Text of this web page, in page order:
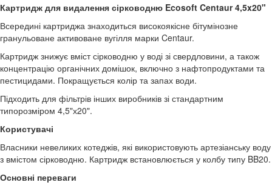
Картридж для видалення сірководню Ecosoft Centaur 4,5x20"
Всередині картриджа знаходиться високоякісне бітумінозне
гранульоване активоване вугілля марки Centaur.
Картридж знижує вміст сірководню у воді зі свердловини, а також
концентрацію органічних домішок, включно з нафтопродуктами та
пестицидами. Покращується колір та запах води.
Підходить для фільтрів інших виробників зі стандартним
типорозміром 4,5"х20".
Користувачі
Власники невеликих котеджів, які використовують артезіанську воду
з вмістом сірководню. Картридж встановлюється у колбу типу BB20.
Основні переваги